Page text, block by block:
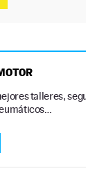
talleres,